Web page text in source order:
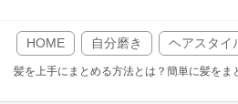
HOME 自分磨き ヘアスタイ
髪を上手にまとめる方法とは？簡単に髪をま